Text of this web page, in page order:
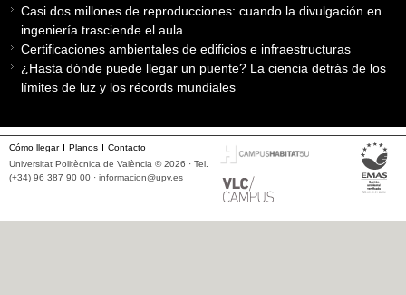
Casi dos millones de reproducciones: cuando la divulgación en
ingeniería trasciende el aula
Certificaciones ambientales de edificios e infraestructuras
¿Hasta dónde puede llegar un puente? La ciencia detrás de los
límites de luz y los récords mundiales
Cómo llegar Planos
Contacto
Universitat Politècnica de València © 2026 · Tel.
(+34) 96 387 90 00 · informacion@upv.es